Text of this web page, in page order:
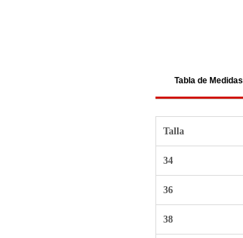
Tabla de Medidas
Talla
34
36
38